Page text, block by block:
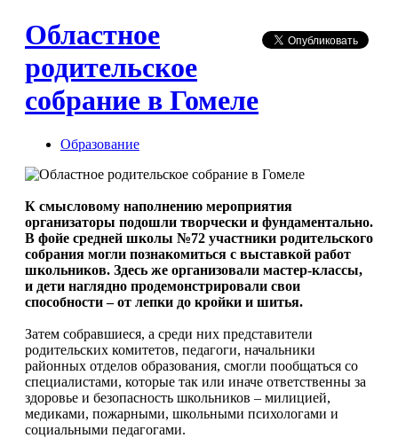
Областное
родительское
собрание в Гомеле
Образование
К смысловому наполнению мероприятия
организаторы подошли творчески и фундаментально.
В фойе средней школы №72 участники родительского
собрания могли познакомиться с выставкой работ
школьников. Здесь же организовали мастер-классы,
и дети наглядно продемонстрировали свои
способности – от лепки до кройки и шитья.
Затем собравшиеся, а среди них представители
родительских комитетов, педагоги, начальники
районных отделов образования, смогли пообщаться со
специалистами, которые так или иначе ответственны за
здоровье и безопасность школьников – милицией,
медиками, пожарными, школьными психологами и
социальными педагогами.